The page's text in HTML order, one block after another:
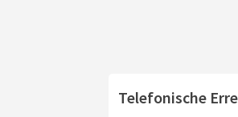
Telefonische